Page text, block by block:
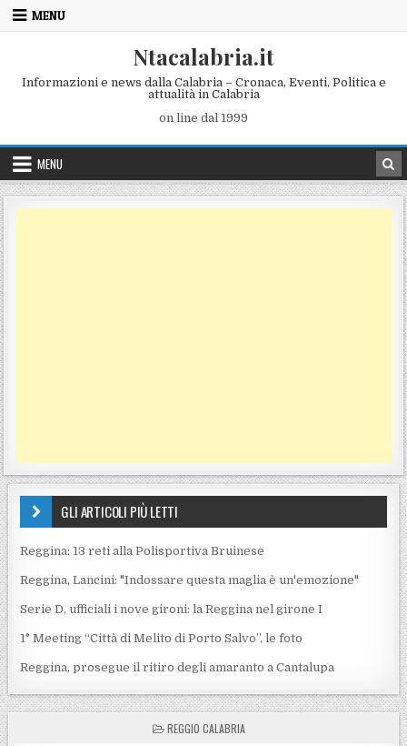
Skip to content
MENU
Ntacalabria.it
Informazioni e news dalla Calabria – Cronaca, Eventi, Politica e
attualità in Calabria
on line dal 1999
MENU
GLI ARTICOLI PIÙ LETTI
Reggina: 13 reti alla Polisportiva Bruinese
Reggina, Lancini: "Indossare questa maglia è un'emozione"
Serie D, ufficiali i nove gironi: la Reggina nel girone I
1° Meeting “Città di Melito di Porto Salvo”, le foto
Reggina, prosegue il ritiro degli amaranto a Cantalupa
POSTED IN
REGGIO CALABRIA